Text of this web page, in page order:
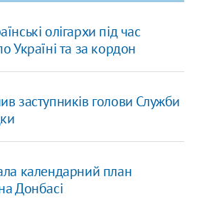
олігархи під час
Україні та за кордон
заступників голови Служби
календарний план
Донбасі